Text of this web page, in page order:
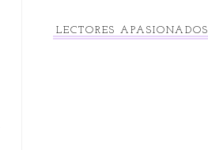
LECTORES APASIONADOS